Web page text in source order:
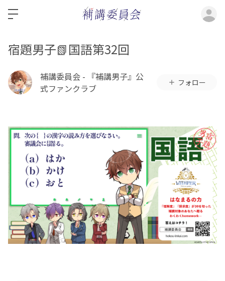
宿題男子📗国語第32回
補講委員会 - 『補講男子』公
式ファンクラブ
フォロー